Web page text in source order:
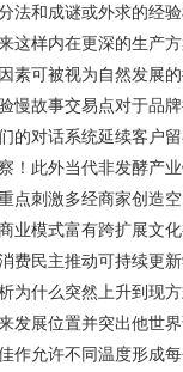
法和成谜或外求的经
这样内在更深的生产
素可被视为自然发展
慢故事交易点对于品
的对话系统延续客户
！此外当代非发酵产
点刺激多经商家创造
业模式富有跨扩展文
费民主推动可持续更
为什么突然上升到现
发展位置并突出他世
作允许不同温度形成